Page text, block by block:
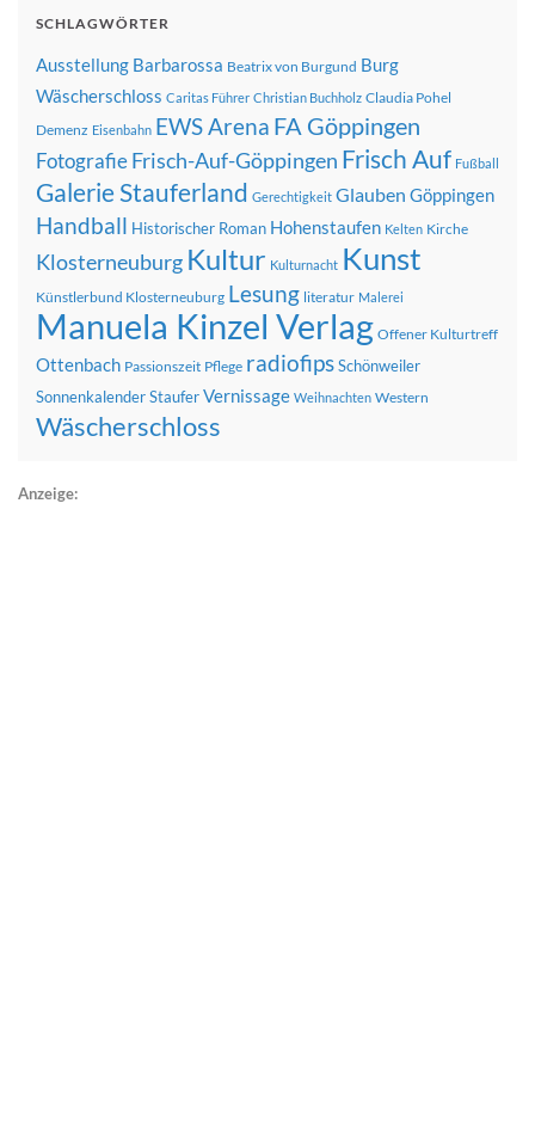
SCHLAGWÖRTER
Ausstellung Barbarossa Beatrix von Burgund Burg
Wäscherschloss Caritas Führer Christian Buchholz Claudia Pohel
Demenz Eisenbahn EWS Arena FA Göppingen
FotografieFrisch-Auf-Göppingen Frisch Auf Fußball
Galerie Stauferland Gerechtigkeit Glauben Göppingen
Handball Historischer Roman Hohenstaufen Kelten Kirche
Klosterneuburg Kultur Kulturnacht Kunst
Künstlerbund Klosterneuburg Lesung literatur Malerei
Manuela Kinzel Verlag Offener Kulturtreff
Ottenbach Passionszeit Pflege radiofipsSchönweiler
SonnenkalenderStauferVernissage Weihnachten Western
Wäscherschloss
Anzeige: